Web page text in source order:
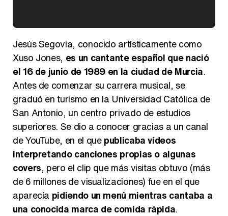
Jesús Segovia, conocido artísticamente como
Xuso Jones, es un cantante español que nació
el 16 de junio de 1989 en la ciudad de Murcia.
Antes de comenzar su carrera musical, se
graduó en turismo en la Universidad Católica de
San Antonio, un centro privado de estudios
superiores. Se dio a conocer gracias a un canal
de YouTube, en el quepublicaba vídeos
interpretando canciones propias o algunas
covers, pero el clip que más visitas obtuvo (más
de 6 millones de visualizaciones) fue en el que
aparecía pidiendo un menú mientras cantaba a
una conocida marca de comida rápida.